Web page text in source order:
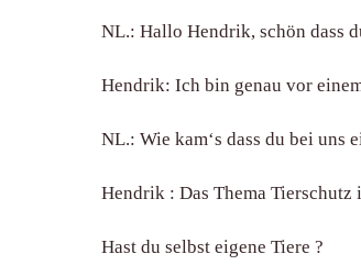
NL.: Hallo Hendrik, schön dass
Hendrik: Ich bin genau vor
NL.: Wie kam‘s dass du bei uns
Hendrik : Das Thema
Hast du selbst eigene Tiere ?